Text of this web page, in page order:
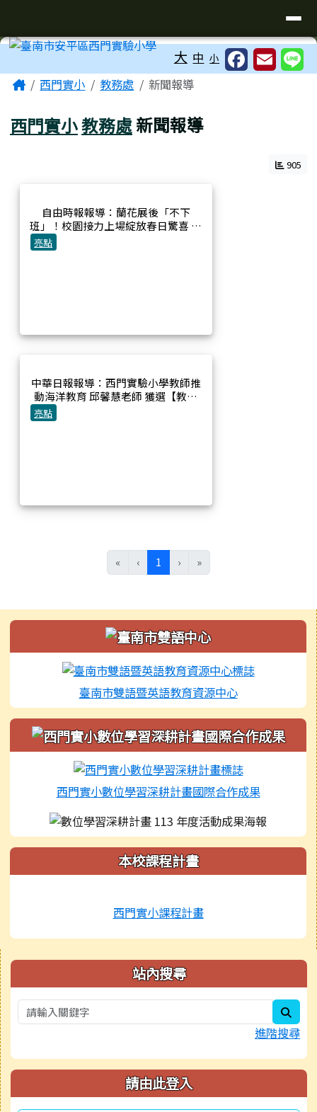
工具列 大 中 小
主內容區域
Home西門實小 教務處 新聞報導
西門實小教務處新聞報導
905
自由時報報導：蘭花展後「不下
班」！校園接力上場綻放春日驚喜 西
門實小布置蘭展蘭花營造社區美景
亮點
中華日報報導：西門實驗小學教師推
動海洋教育 邱馨慧老師 獲選【教育
亮點
« ‹ 1 (目前頁次)
› »
左邊區域內容
臺南市雙語暨英語教育資源中心
西門實小數位學習深耕計畫國際合作成果
本校課程計畫
西門實小課程計畫
右邊區域內容 站內搜尋
進階搜尋
請由此登入
頁尾區域